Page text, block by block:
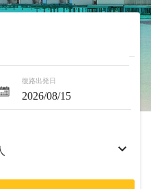
復路出発日